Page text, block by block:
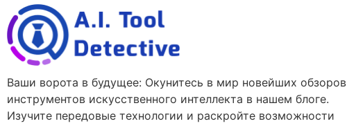
Ваши ворота в будущее: Окунитесь в мир новейших обзоров
инструментов искусственного интеллекта в нашем блоге.
Изучите передовые технологии и раскройте возможности